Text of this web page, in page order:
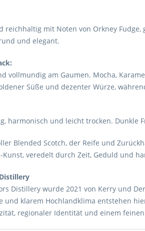
reichhaltig mit Noten von Orkney
und elegant.
vollmundig am Gaumen. Mocha,
Süße und dezenter Würze,
harmonisch und leicht trocken. Dunkle
Blended Scotch, der Reife und
Kunst, veredelt durch Zeit, Geduld und
Distillery wurde 2021 von Kerry und
und klarem Hochlandklima entstehen
regionaler Identität und einem